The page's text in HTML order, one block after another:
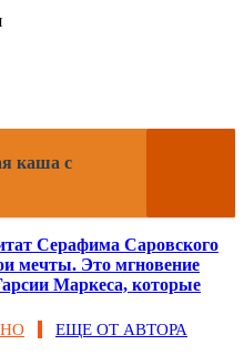
каша с
Серафима Саровского
мечты. Это мгновение
Маркеса, которые
ЕЩЕ ОТ АВТОРА